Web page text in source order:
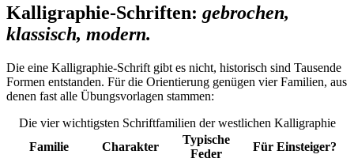
Kalligraphie-Schriften: gebrochen,
klassisch, modern.
Die eine Kalligraphie-Schrift gibt es nicht, historisch sind Tausende
Formen entstanden. Für die Orientierung genügen vier Familien, aus
denen fast alle Übungsvorlagen stammen:
Die vier wichtigsten Schriftfamilien der westlichen Kalligraphie
Familie
Charakter
Typische
Feder
Für Einsteiger?